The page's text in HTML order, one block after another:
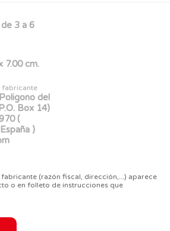
3 a 6
7.00 cm.
fabricante
del
Box 14)
(
)
(razón fiscal, dirección,...) aparece
o en folleto de instrucciones que